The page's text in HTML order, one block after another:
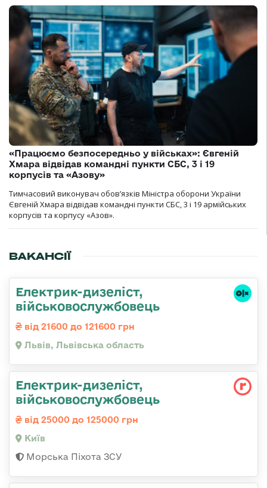
«Працюємо безпосередньо у військах»: Євгеній
Хмара відвідав командні пункти СБС, 3 і 19
корпусів та «Азову»
Тимчасовий виконувач обов’язків Міністра оборони України
Євгеній Хмара відвідав командні пункти СБС, 3 і 19 армійських
корпусів та корпусу «Азов».
ВАКАНСІЇ
Електрик-дизеліст,
військовослужбовець
від 21600 до 121600 грн
Львів, Львівська область
Електрик-дизеліст,
військовослужбовець
від 25000 до 125000 грн
Київ
Морська Піхота ЗСУ